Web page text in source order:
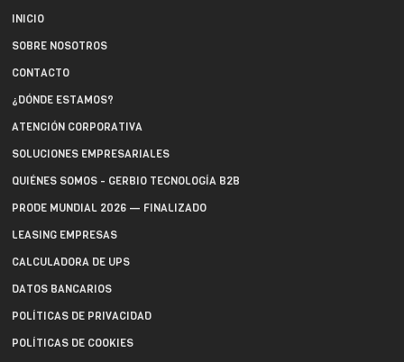
INICIO
SOBRE NOSOTROS
CONTACTO
¿DÓNDE ESTAMOS?
ATENCIÓN CORPORATIVA
SOLUCIONES EMPRESARIALES
QUIÉNES SOMOS - GERBIO TECNOLOGÍA B2B
PRODE MUNDIAL 2026 — FINALIZADO
LEASING EMPRESAS
CALCULADORA DE UPS
DATOS BANCARIOS
POLÍTICAS DE PRIVACIDAD
POLÍTICAS DE COOKIES